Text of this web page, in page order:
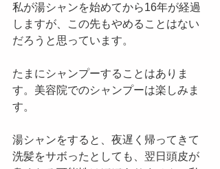
私が湯シャンを始めてから16年が経過
しますが、この先もやめることはない
だろうと思っています。
たまにシャンプーすることはありま
す。美容院でのシャンプーは楽しみま
す。
湯シャンをすると、夜遅く帰ってきて
洗髪をサボったとしても、翌日頭皮が